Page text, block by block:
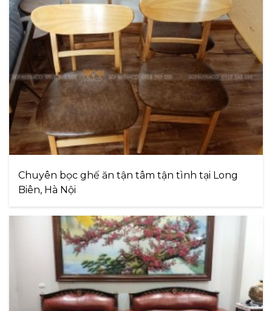
Chuyên bọc ghế ăn tận tâm tận tình tại Long
Biên, Hà Nội